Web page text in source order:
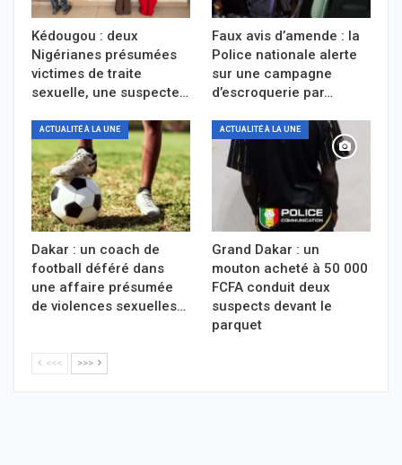
Kédougou : deux
Nigérianes présumées
victimes de traite
sexuelle, une suspecte…
Faux avis d’amende : la
Police nationale alerte
sur une campagne
d’escroquerie par…
ACTUALITÉ À LA UNE
Dakar : un coach de
football déféré dans
une affaire présumée
de violences sexuelles…
ACTUALITÉ À LA UNE
Grand Dakar : un
mouton acheté à 50 000
FCFA conduit deux
suspects devant le
parquet
<<< >>>